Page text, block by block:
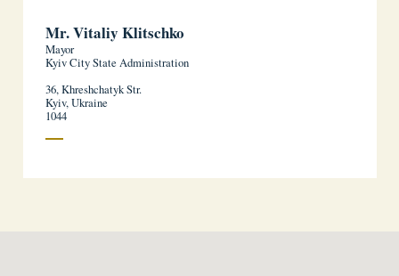
Mr. Vitaliy Klitschko
Mayor
Kyiv City State Administration
36, Khreshchatyk Str.
Kyiv, Ukraine
1044